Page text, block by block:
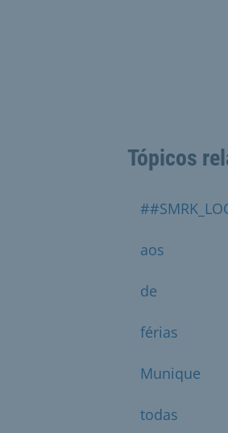
Tópicos
aos
de
férias
Munique
todas